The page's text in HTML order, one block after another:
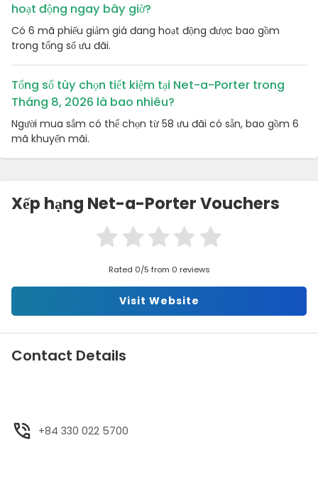
hoạt động ngay bây giờ?
Có 6 mã phiếu giảm giá đang hoạt động được bao gồm
trong tổng số ưu đãi.
Tổng số tùy chọn tiết kiệm tại Net-a-Porter trong
Tháng 8, 2026 là bao nhiêu?
Người mua sắm có thể chọn từ 58 ưu đãi có sẵn, bao gồm 6
mã khuyến mãi.
Xếp hạng Net-a-Porter Vouchers
Rated 0/5 from 0 reviews
Visit Website
Contact Details
+84 330 022 5700